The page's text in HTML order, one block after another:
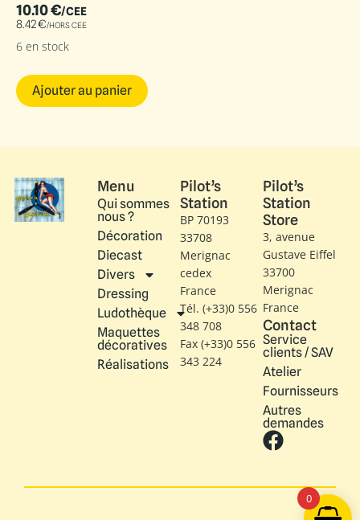
10.10€/CEE
8.42€/HORS CEE
6 en stock
Ajouter au panier
Menu
Qui sommes
nous ?
Décoration
Diecast
Divers
Dressing
Ludothèque
Maquettes
décoratives
Réalisations
Pilot’s
Station
BP 70193
33708
Merignac
cedex
France
Tél. (+33)0 556
348 708
Fax (+33)0 556
343 224
Pilot’s
Station
Store
3, avenue
Gustave Eiffel​
33700
Merignac
France
Contact
Service
clients / SAV
Atelier
Fournisseurs
Autres
demandes
0